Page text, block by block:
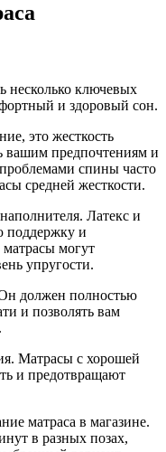
несколько ключевых
и здоровый сон.
это жесткость
вашим предпочтениям и
спины часто
средней жесткости.
Латекс и
поддержку и
матрасы могут
упругости.
должен полностью
и позволять вам
Матрасы с хорошей
и предотвращают
матраса в магазине.
в разных позах,